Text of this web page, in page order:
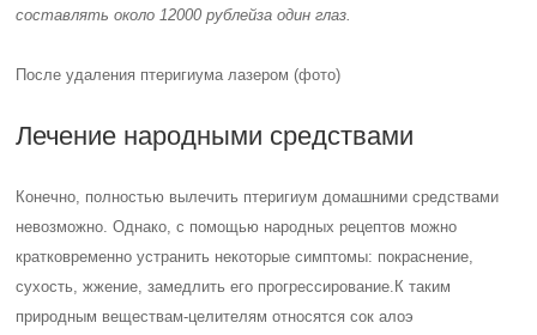
составлятьоколо 12000 рублейза один глаз.
После удаления птеригиума лазером (фото)
Лечение народными средствами
Конечно, полностью вылечить птеригиум домашними средствами
невозможно. Однако, с помощью народных рецептов можно
кратковременно устранить некоторые симптомы: покраснение,
сухость, жжение, замедлить его прогрессирование. К таким
природным веществам-целителям относятся сок алоэ